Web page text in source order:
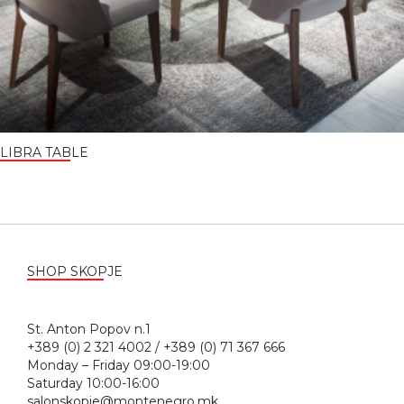
LIBRA TABLE
SHOP SKOPJE
St. Anton Popov n.1
+389 (0) 2 321 4002 / +389 (0) 71 367 666
Monday – Friday 09:00-19:00
Saturday 10:00-16:00